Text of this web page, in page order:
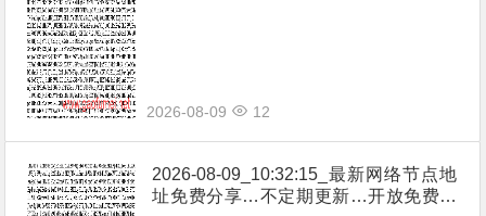
2026-08-09 12
2026-08-09_10:32:15_最新网络节点地
址免费分享…不定期更新…开放免费分